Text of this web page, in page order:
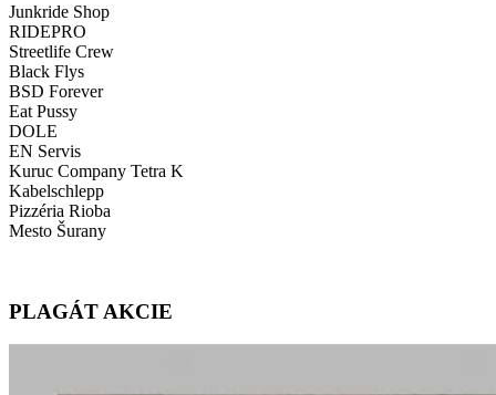
Junkride Shop
RIDEPRO
Streetlife Crew
Black Flys
BSD Forever
Eat Pussy
DOLE
EN Servis
Kuruc Company Tetra K
Kabelschlepp
Pizzéria Rioba
Mesto Šurany
PLAGÁT AKCIE